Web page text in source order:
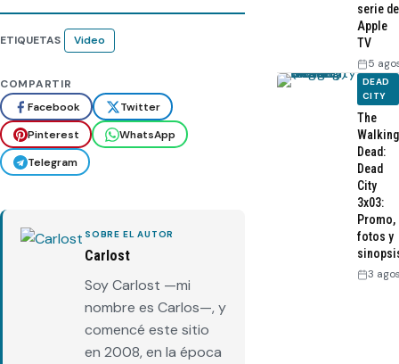
ETIQUETAS Video
COMPARTIR
Facebook
Twitter
Pinterest
WhatsApp
Telegram
SOBRE EL AUTOR
Carlost
Soy Carlost —mi
nombre es Carlos—, y
comencé este sitio
en 2008, en la época
serie de
Apple
TV
5
DEAD
CITY
The
Walking
Dead:
Dead
City
3x03:
Promo,
fotos y
3